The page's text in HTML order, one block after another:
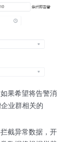
果希望将告警消
业群相关的
截异常数据，开